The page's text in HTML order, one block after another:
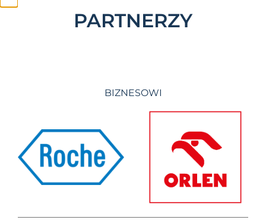
PARTNERZY
BIZNESOWI